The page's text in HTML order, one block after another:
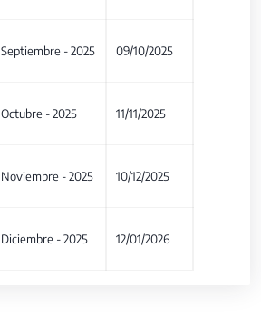
Septiembre - 2025 09/10/2025
Octubre - 2025 11/11/2025
Noviembre - 2025 10/12/2025
Diciembre - 2025 12/01/2026